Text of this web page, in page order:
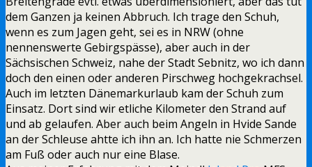
dem Ganzen ja keinen Abbruch. Ich trage den Schuh,
wenn es zum Jagen geht, sei es in NRW (ohne
nennenswerte Gebirgspässe), aber auch in der
Sächsischen Schweiz, nahe der Stadt Sebnitz, wo ich dann
doch den einen oder anderen Pirschweg hochgekrachsel.
Auch im letzten Dänemarkurlaub kam der Schuh zum
Einsatz. Dort sind wir etliche Kilometer den Strand auf
und ab gelaufen. Aber auch beim Angeln in Hvide Sande
an der Schleuse ahtte ich ihn an. Ich hatte nie Schmerzen
am Fuß oder auch nur eine Blase.